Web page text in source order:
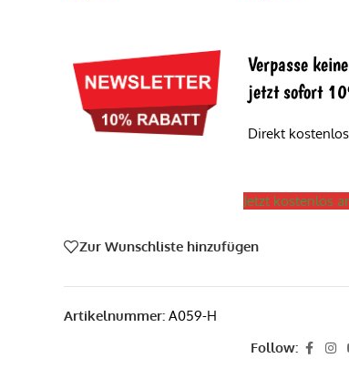
Verpasse
jetzt sofort
Direkt
Jetzt kostenlos
Zur Wunschliste hinzufügen
Artikelnummer: A059-H
Follow: